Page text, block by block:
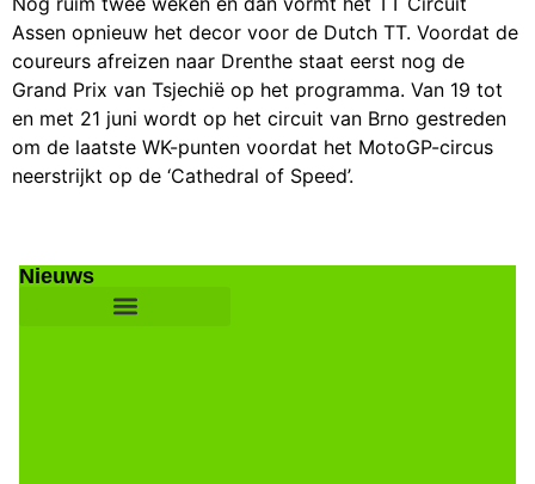
Assen opnieuw het decor voor de Dutch TT. Voordat de
coureurs afreizen naar Drenthe staat eerst nog de
Grand Prix van Tsjechië op het programma. Van 19 tot
en met 21 juni wordt op het circuit van Brno gestreden
om de laatste WK-punten voordat het MotoGP-circus
neerstrijkt op de ‘Cathedral of Speed’.
Nieuws